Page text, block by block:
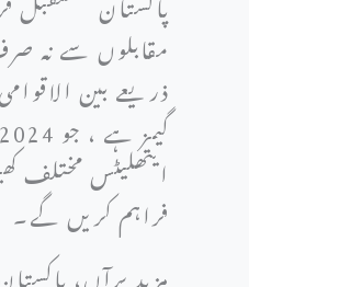
مقابلوں سے نہ
ذریعے بین
ایتھلیٹس مختلف
فراہم کریں گے۔